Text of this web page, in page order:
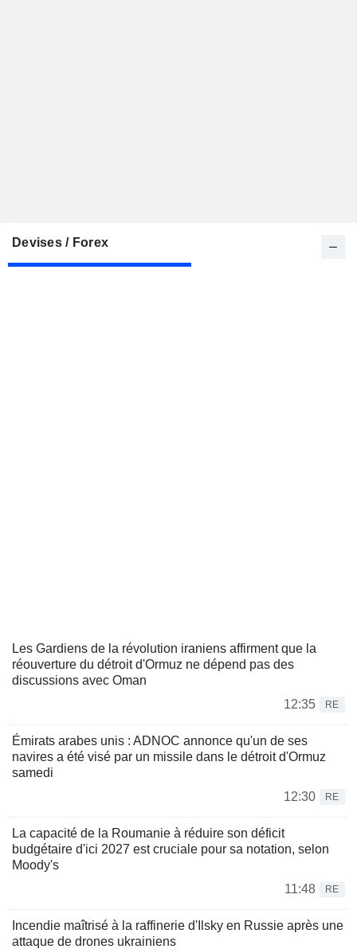
Devises / Forex
Les Gardiens de la révolution iraniens affirment que la
réouverture du détroit d'Ormuz ne dépend pas des
discussions avec Oman
12:35
RE
Émirats arabes unis : ADNOC annonce qu'un de ses
navires a été visé par un missile dans le détroit d'Ormuz
samedi
12:30
RE
La capacité de la Roumanie à réduire son déficit
budgétaire d'ici 2027 est cruciale pour sa notation, selon
Moody's
11:48
RE
Incendie maîtrisé à la raffinerie d'Ilsky en Russie après une
attaque de drones ukrainiens